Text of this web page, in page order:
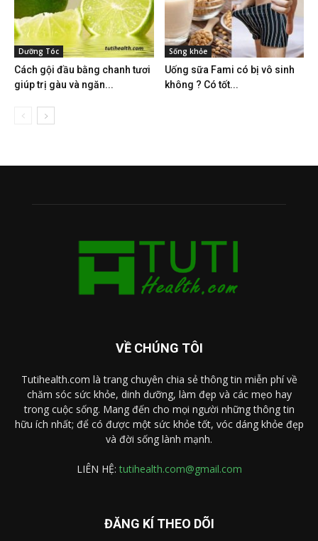
Dưỡng Tóc
Cách gội đầu bằng chanh tươi
giúp trị gàu và ngăn...
Sống khỏe
Uống sữa Fami có bị vô sinh
không ? Có tốt...
VỀ CHÚNG TÔI
Tutihealth.com là trang chuyên chia sẻ thông tin miễn phí về
chăm sóc sức khỏe, dinh dưỡng, làm đẹp và các mẹo hay
trong cuộc sống. Mang đến cho mọi người những thông tin
hữu ích nhất; để có được một sức khỏe tốt, vóc dáng khỏe đẹp
và đời sống lành mạnh.
LIÊN HỆ:tutihealth.com@gmail.com
ĐĂNG KÍ THEO DÕI